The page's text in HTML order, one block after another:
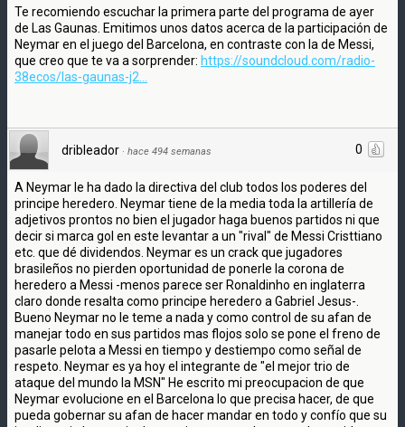
Te recomiendo escuchar la primera parte del programa de ayer
de Las Gaunas. Emitimos unos datos acerca de la participación de
Neymar en el juego del Barcelona, en contraste con la de Messi,
que creo que te va a sorprender: https://soundcloud.com/radio-
38ecos/las-gaunas-j2...
0
dribleador · hace 494 semanas
A Neymar le ha dado la directiva del club todos los poderes del
principe heredero. Neymar tiene de la media toda la artillería de
adjetivos prontos no bien el jugador haga buenos partidos ni que
decir si marca gol en este levantar a un "rival" de Messi Cristtiano
etc. que dé dividendos. Neymar es un crack que jugadores
brasileños no pierden oportunidad de ponerle la corona de
heredero a Messi -menos parece ser Ronaldinho en inglaterra
claro donde resalta como principe heredero a Gabriel Jesus-.
Bueno Neymar no le teme a nada y como control de su afan de
manejar todo en sus partidos mas flojos solo se pone el freno de
pasarle pelota a Messi en tiempo y destiempo como señal de
respeto. Neymar es ya hoy el integrante de "el mejor trio de
ataque del mundo la MSN" He escrito mi preocupacion de que
Neymar evolucione en el Barcelona lo que precisa hacer, de que
pueda gobernar su afan de hacer mandar en todo y confío que su